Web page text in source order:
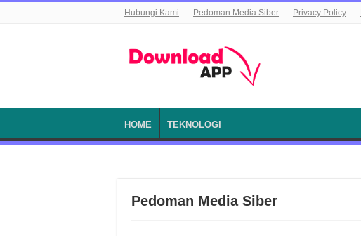
Hubungi Kami Pedoman Media Siber Privacy Policy
HOME TEKNOLOGI
Pedoman Media Siber